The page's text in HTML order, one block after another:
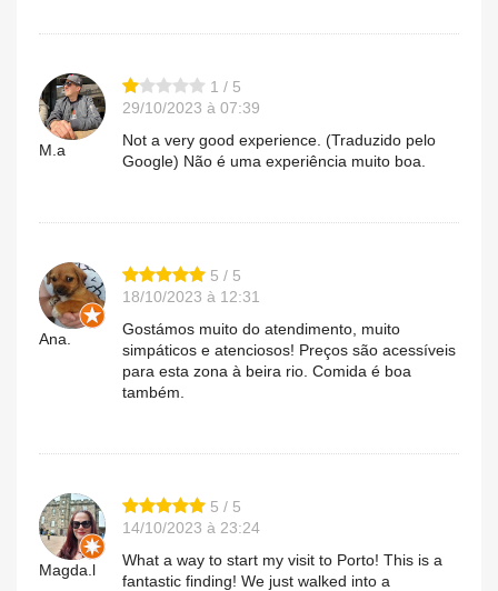
M.a
1 / 5
29/10/2023 à 07:39
Not a very good experience. (Traduzido pelo
Google) Não é uma experiência muito boa.
Ana.
5 / 5
18/10/2023 à 12:31
Gostámos muito do atendimento, muito
simpáticos e atenciosos! Preços são acessíveis
para esta zona à beira rio. Comida é boa
também.
Magda.l
5 / 5
14/10/2023 à 23:24
What a way to start my visit to Porto! This is a
fantastic finding! We just walked into a